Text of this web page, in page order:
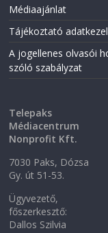
Médiaajánlat
Tájékoztató
A jogellenes olvasói
szóló szabályzat
Telepaks
Médiacentrum
Nonprofit Kft.
7030 Paks, Dózsa
Gy. út 51-53.
Ügyvezető,
főszerkesztő:
Dallos Szilvia